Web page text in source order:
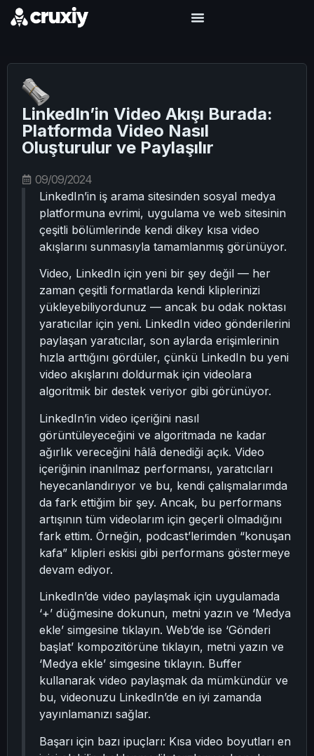
LinkedIn’in Video Akışı Burada:
Platformda Video Nasıl
Oluşturulur ve Paylaşılır
09/09/2024
LinkedIn’in iş arama sitesinden sosyal medya
platformuna evrimi, uygulama ve web sitesinin
çeşitli bölümlerinde kendi dikey kısa video
akışlarını sunmasıyla tamamlanmış görünüyor.
Video, LinkedIn için yeni bir şey değil — her
zaman çeşitli formatlarda kendi kliplerinizi
yükleyebiliyordunuz — ancak bu odak noktası
yaratıcılar için yeni. LinkedIn video gönderilerini
paylaşan yaratıcılar, son aylarda erişimlerinin
hızla arttığını gördüler, çünkü LinkedIn bu yeni
video akışlarını doldurmak için videolara
algoritmik bir destek veriyor gibi görünüyor.
LinkedIn’in video içeriğini nasıl
görüntüleyeceğini ve algoritmada ne kadar
ağırlık vereceğini hâlâ denediği açık. Video
içeriğinin inanılmaz performansı, yaratıcıları
heyecanlandırıyor ve bu, kendi çalışmalarımda
da fark ettiğim bir şey. Ancak, bu performans
artışının tüm videolarım için geçerli olmadığını
fark ettim. Örneğin, podcast’lerimden “konuşan
kafa” klipleri eskisi gibi performans göstermeye
devam ediyor.
LinkedIn’de video paylaşmak için uygulamada
‘+’ düğmesine dokunun, metni yazın ve ‘Medya
ekle’ simgesine tıklayın. Web’de ise ‘Gönderi
başlat’ kompozitörüne tıklayın, metni yazın ve
‘Medya ekle’ simgesine tıklayın. Buffer
kullanarak video paylaşmak da mümkündür ve
bu, videonuzu LinkedIn’de en iyi zamanda
yayınlamanızı sağlar.
Başarı için bazı ipuçları: Kısa video boyutları en